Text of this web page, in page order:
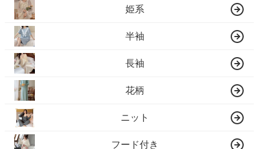
姫系
半袖
長袖
花柄
ニット
フード付き